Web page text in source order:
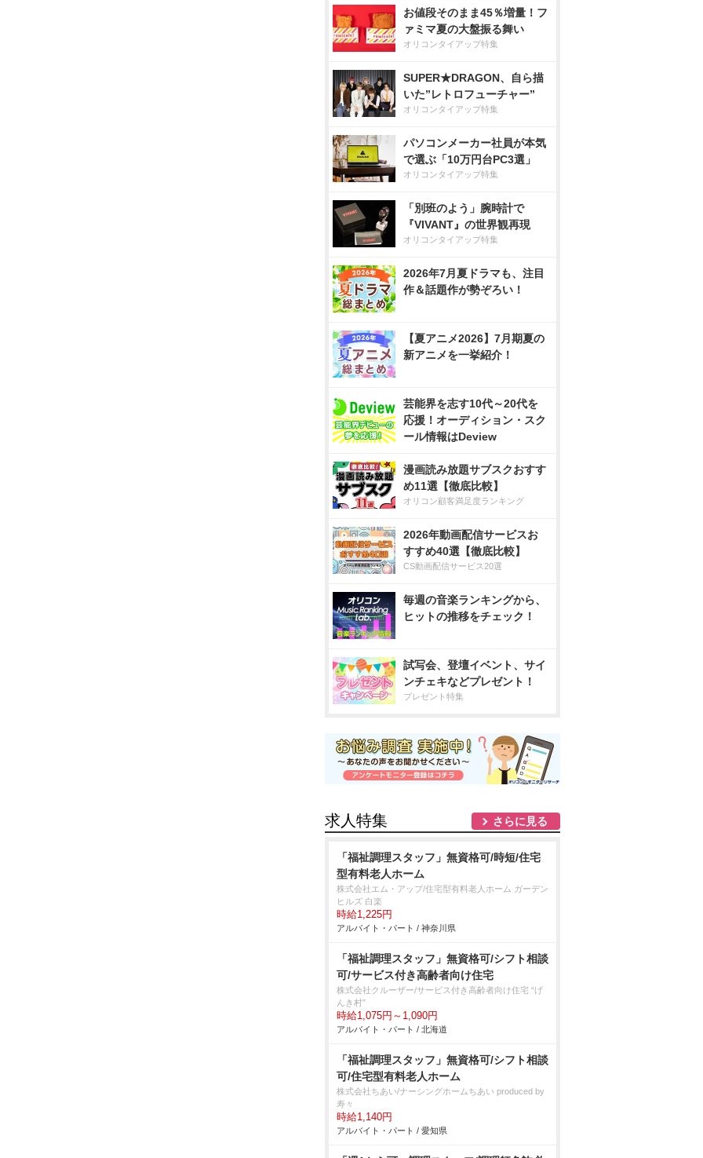
お値段そのまま45％増量！フ
ァミマ夏の大盤振る舞い
オリコンタイアップ特集
SUPER★DRAGON、自ら描
いた”レトロフューチャー”
オリコンタイアップ特集
パソコンメーカー社員が本気
で選ぶ「10万円台PC3選」
オリコンタイアップ特集
「別班のよう」腕時計で
『VIVANT』の世界観再現
オリコンタイアップ特集
2026年7月夏ドラマも、注目
作＆話題作が勢ぞろい！
【夏アニメ2026】7月期夏の
新アニメを一挙紹介！
芸能界を志す10代～20代を
応援！オーディション・スク
ール情報はDeview
漫画読み放題サブスクおすす
め11選【徹底比較】
オリコン顧客満足度ランキング
2026年動画配信サービスお
すすめ40選【徹底比較】
CS動画配信サービス20選
毎週の音楽ランキングから、
ヒットの推移をチェック！
試写会、登壇イベント、サイ
ンチェキなどプレゼント！
プレゼント特集
求人特集 さらに見る
「福祉調理スタッフ」無資格可/時短/住宅
型有料老人ホーム
株式会社エム・アップ/住宅型有料老人ホーム ガーデン
ヒルズ 白楽
時給1,225円
アルバイト・パート / 神奈川県
「福祉調理スタッフ」無資格可/シフト相談
可/サービス付き高齢者向け住宅
株式会社クルーザー/サービス付き高齢者向け住宅 “げ
んき村”
時給1,075円～1,090円
アルバイト・パート / 北海道
「福祉調理スタッフ」無資格可/シフト相談
可/住宅型有料老人ホーム
株式会社ちあい/ナーシングホームちあい produced by
寿々
時給1,140円
アルバイト・パート / 愛知県